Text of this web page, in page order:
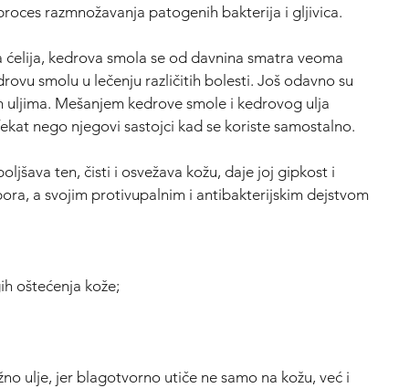
razmnožavanja patogenih bakterija i gljivica.
kedrova smola se od davnina smatra veoma
smolu u lečenju različitih bolesti. Još odavno su
Mešanjem kedrove smole i kedrovog ulja
nego njegovi sastojci kad se koriste samostalno.
ten, čisti i osvežava kožu, daje joj gipkost i
a svojim protivupalnim i antibakterijskim dejstvom
oštećenja kože;
ulje, jer blagotvorno utiče ne samo na kožu, već i